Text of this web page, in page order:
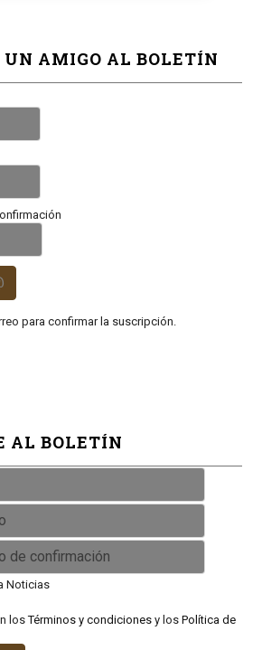
UN AMIGO AL BOLETÍN
para confirmar la suscripción.
AL BOLETÍN
Noticias
losTérminos y condicionesy los Política de